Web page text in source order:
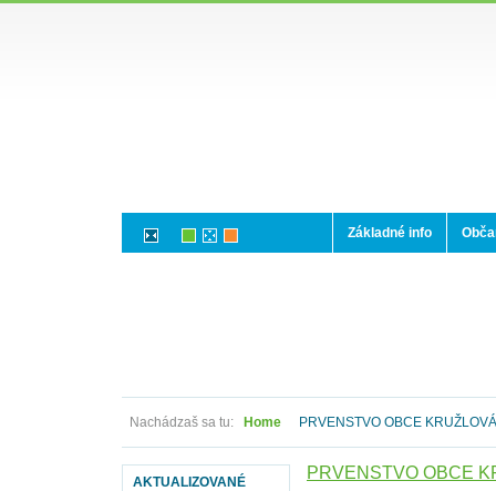
Základné info
Nachádzaš sa tu: Home PRVENSTVO OBCE KRUŽLOVÁ
AKTUALIZOVANÉ PRVENSTVO OBCE